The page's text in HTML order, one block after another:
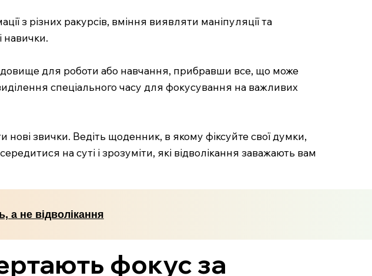
з різних ракурсів, вміння виявляти маніпуляції та
навички.
для роботи або навчання, прибравши все, що може
спеціального часу для фокусування на важливих
звички. Ведіть щоденник, в якому фіксуйте свої думки,
на суті і зрозуміти, які відволікання заважають вам
а не відволікання
фокус за